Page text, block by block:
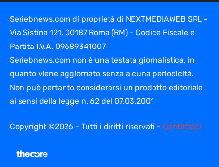
Seriebnews.com di proprietà di NEXTMEDIAWEB SRL -
Via Sistina 121, 00187 Roma (RM) - Codice Fiscale e
Partita I.V.A. 09689341007
Seriebnews.com non è una testata giornalistica, in
quanto viene aggiornato senza alcuna periodicità.
Non può pertanto considerarsi un prodotto editoriale
ai sensi della legge n. 62 del 07.03.2001
Copyright ©2026 - Tutti i diritti riservati - Contattaci